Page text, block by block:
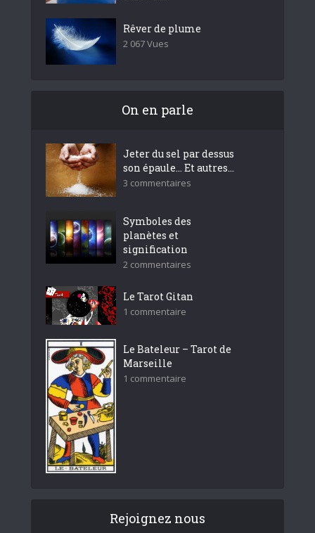
Rêver de plume
2 067 Vues
On en parle
Jeter du sel par dessus
son épaule… Et autres...
3 commentaires
Symboles des
planètes et
signification
2 commentaires
Le Tarot Gitan
1 commentaire
Le Bateleur – Tarot de
Marseille
1 commentaire
Rejoignez nous